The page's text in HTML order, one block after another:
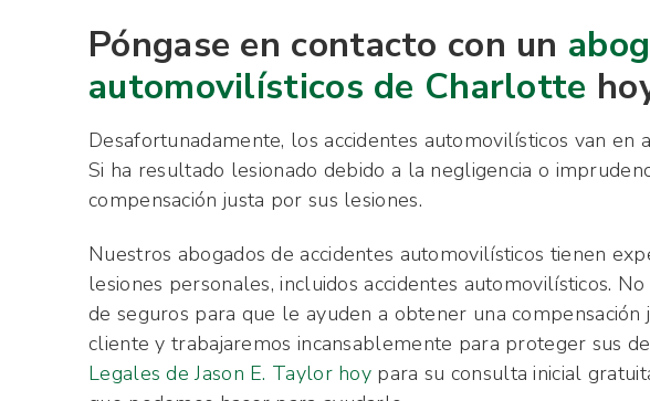
Póngase en contacto con un
automovilísticos de Charlotte
Desafortunadamente, los accidentes automovilísticos van en
Si ha resultado lesionado debido a la negligencia o
compensación justa por sus lesiones.
Nuestros abogados de accidentes automovilísticos tienen
lesiones personales, incluidos accidentes automovilísticos.
de seguros para que le ayuden a obtener una
cliente y trabajaremos incansablemente para proteger sus
Legales de Jason E. Taylor hoy para su consulta inicial